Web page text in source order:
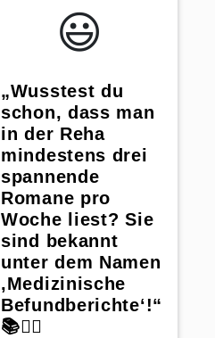
😃️
„Wusstest du
schon, dass man
in der Reha
mindestens drei
spannende
Romane pro
Woche liest? Sie
sind bekannt
unter dem Namen
‚Medizinische
Befundberichte‘!“
📚👩‍⚕️